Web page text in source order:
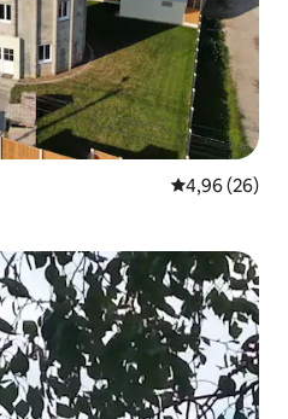
Μέση
4,96 (26)